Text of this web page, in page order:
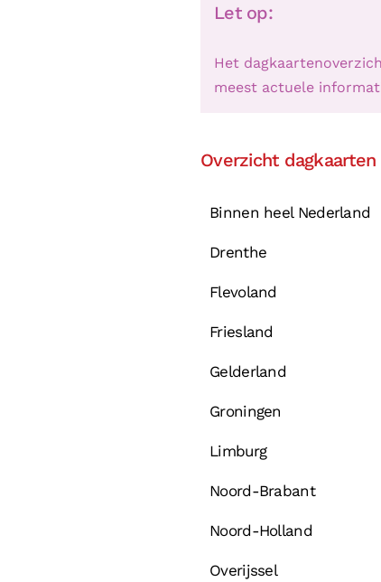
Let op:
Het
meest actuele
Overzicht dagkaarten
Binnen heel Nederland
Drenthe
Flevoland
Friesland
Gelderland
Groningen
Limburg
Noord-Brabant
Noord-Holland
Overijssel